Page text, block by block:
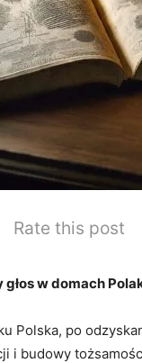
Rate this post
głos w domach
Polska, po
i budowy